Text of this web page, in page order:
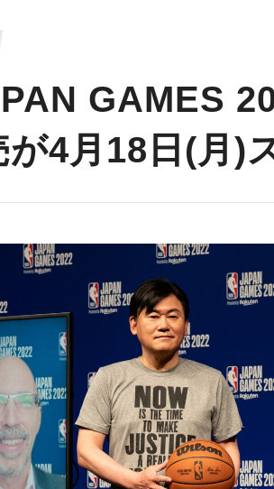
GAMES
が4月18日(月)